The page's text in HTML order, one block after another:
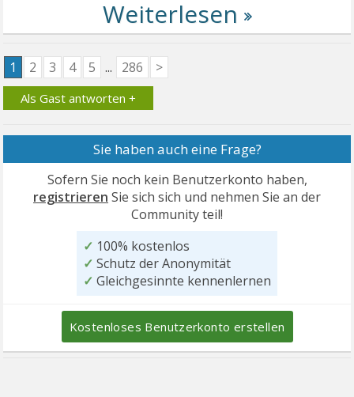
1 2 3 4 5 ... 286 >
Als Gast antworten +
Sie haben auch eine Frage?
Sofern Sie noch kein Benutzerkonto haben,
registrieren Sie sich sich und nehmen Sie an der
Community teil!
✓ 100% kostenlos
✓ Schutz der Anonymität
✓ Gleichgesinnte kennenlernen
Kostenloses Benutzerkonto erstellen